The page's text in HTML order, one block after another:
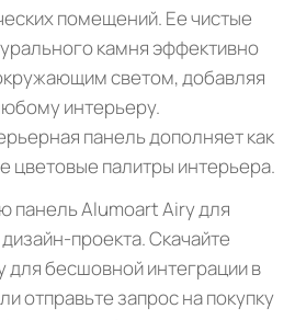
помещений. Ее чистые
камня эффективно
светом, добавляя
интерьеру.
панель дополняет как
цветовые палитры интерьера.
панель Alumoart Airy для
проекта. Скачайте
для бесшовной интеграции в
отправьте запрос на покупку